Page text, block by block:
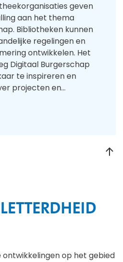
geven
aan het thema
Bibliotheken kunnen
regelingen en
ontwikkelen. Het
Digitaal Burgerschap
te inspireren en
projecten en…
ontwikkelingen op het gebied